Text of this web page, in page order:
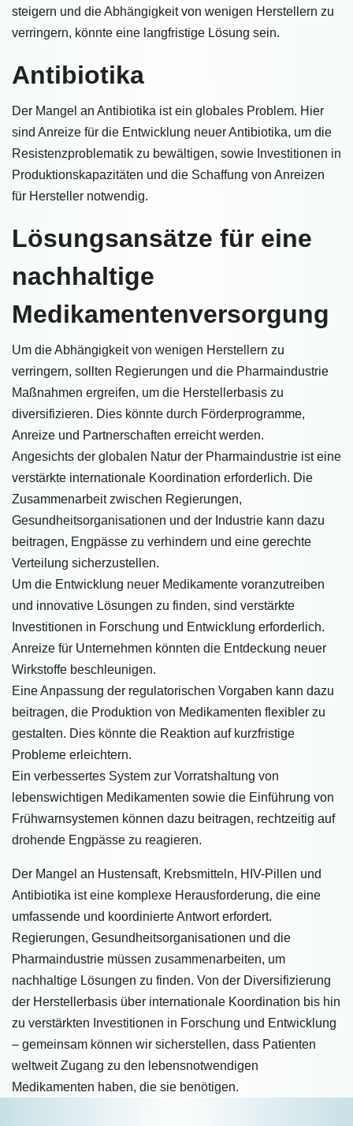
steigern und die Abhängigkeit von wenigen Herstellern zu
verringern, könnte eine langfristige Lösung sein.
Antibiotika
Der Mangel an Antibiotika ist ein globales Problem. Hier
sind Anreize für die Entwicklung neuer Antibiotika, um die
Resistenzproblematik zu bewältigen, sowie Investitionen in
Produktionskapazitäten und die Schaffung von Anreizen
für Hersteller notwendig.
Lösungsansätze für eine
nachhaltige
Medikamentenversorgung
Um die Abhängigkeit von wenigen Herstellern zu
verringern, sollten Regierungen und die Pharmaindustrie
Maßnahmen ergreifen, um die Herstellerbasis zu
diversifizieren. Dies könnte durch Förderprogramme,
Anreize und Partnerschaften erreicht werden.
Angesichts der globalen Natur der Pharmaindustrie ist eine
verstärkte internationale Koordination erforderlich. Die
Zusammenarbeit zwischen Regierungen,
Gesundheitsorganisationen und der Industrie kann dazu
beitragen, Engpässe zu verhindern und eine gerechte
Verteilung sicherzustellen.
Um die Entwicklung neuer Medikamente voranzutreiben
und innovative Lösungen zu finden, sind verstärkte
Investitionen in Forschung und Entwicklung erforderlich.
Anreize für Unternehmen könnten die Entdeckung neuer
Wirkstoffe beschleunigen.
Eine Anpassung der regulatorischen Vorgaben kann dazu
beitragen, die Produktion von Medikamenten flexibler zu
gestalten. Dies könnte die Reaktion auf kurzfristige
Probleme erleichtern.
Ein verbessertes System zur Vorratshaltung von
lebenswichtigen Medikamenten sowie die Einführung von
Frühwarnsystemen können dazu beitragen, rechtzeitig auf
drohende Engpässe zu reagieren.
Der Mangel an Hustensaft, Krebsmitteln, HIV-Pillen und
Antibiotika ist eine komplexe Herausforderung, die eine
umfassende und koordinierte Antwort erfordert.
Regierungen, Gesundheitsorganisationen und die
Pharmaindustrie müssen zusammenarbeiten, um
nachhaltige Lösungen zu finden. Von der Diversifizierung
der Herstellerbasis über internationale Koordination bis hin
zu verstärkten Investitionen in Forschung und Entwicklung
– gemeinsam können wir sicherstellen, dass Patienten
weltweit Zugang zu den lebensnotwendigen
Medikamenten haben, die sie benötigen.